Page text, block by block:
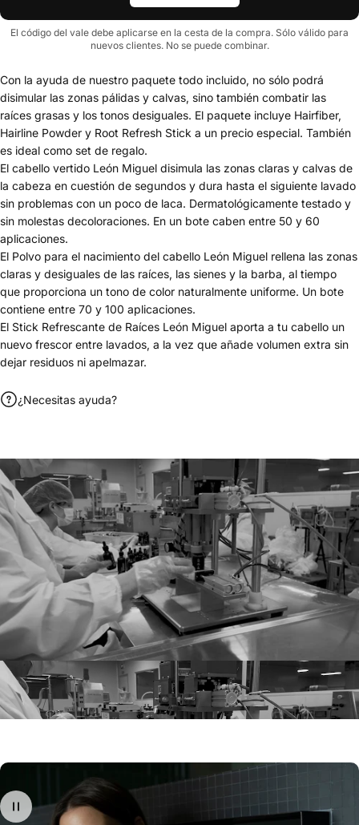
El código del vale debe aplicarse en la cesta de la compra. Sólo válido para
nuevos clientes. No se puede combinar.
Con la ayuda de nuestro paquete todo incluido, no sólo podrá
disimular las zonas pálidas y calvas, sino también combatir las
raíces grasas y los tonos desiguales. El paquete incluye Hairfiber,
Hairline Powder y Root Refresh Stick a un precio especial. También
es ideal como set de regalo.
El cabello vertido León Miguel disimula las zonas claras y calvas de
la cabeza en cuestión de segundos y dura hasta el siguiente lavado
sin problemas con un poco de laca. Dermatológicamente testado y
sin molestas decoloraciones. En un bote caben entre 50 y 60
aplicaciones.
El Polvo para el nacimiento del cabello León Miguel rellena las zonas
claras y desiguales de las raíces, las sienes y la barba, al tiempo
que proporciona un tono de color naturalmente uniforme. Un bote
contiene entre 70 y 100 aplicaciones.
El Stick Refrescante de Raíces León Miguel aporta a tu cabello un
nuevo frescor entre lavados, a la vez que añade volumen extra sin
dejar residuos ni apelmazar.
¿Necesitas ayuda?